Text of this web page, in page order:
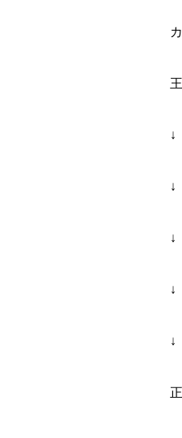
↓
↓
↓
↓
↓